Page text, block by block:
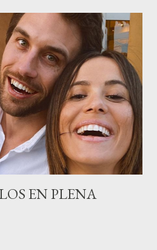
unos días Carol Pagés nos
en Actualida Rosa en RCE
todos los jueves de 17 a 18
Carolina Pagés La cita ,en el
Drassanes reunió a figuras
clientes, autoridades y medios
inolvidable bajo el lema “Cien
belleza,i...
EN PLENA